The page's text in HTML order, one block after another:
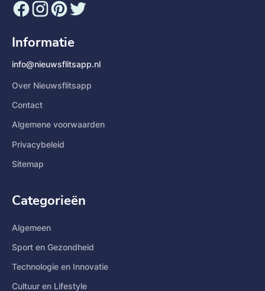
Informatie
info@nieuwsflitsapp.nl
Over Nieuwsflitsapp
Contact
Algemene voorwaarden
Privacybeleid
Sitemap
Categorieën
Algemeen
Sport en Gezondheid
Technologie en Innovatie
Cultuur en Lifestyle